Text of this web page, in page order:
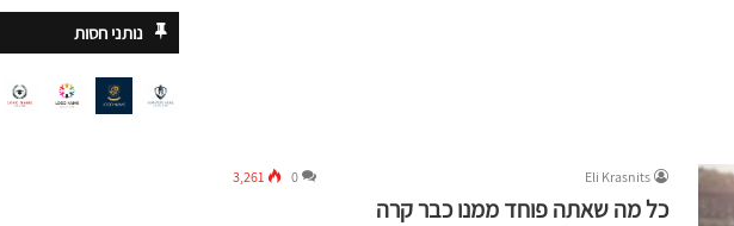
Eli Krasnits
0
3,261
כל מה שאתה פוחד ממנו כבר קרה
נותני חסות